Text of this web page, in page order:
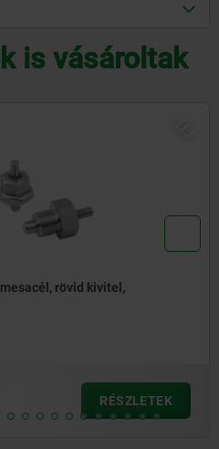
is vásároltak
nemesacél, váll nélkül,
RÉSZLETEK